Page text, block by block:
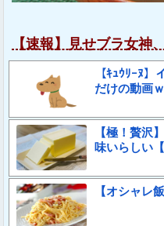
【速報】見せブラ女
【ｷｭｳﾘｰﾇ
だけの動画
【極！贅沢
味いらしい
【オシャレ